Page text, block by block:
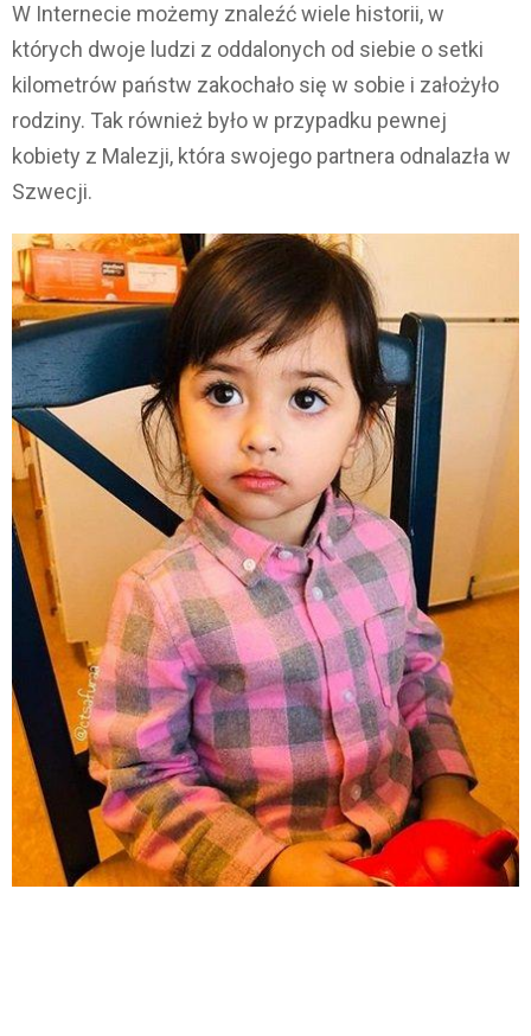
W Internecie możemy znaleźć wiele historii, w
których dwoje ludzi z oddalonych od siebie o setki
kilometrów państw zakochało się w sobie i założyło
rodziny. Tak również było w przypadku pewnej
kobiety z Malezji, która swojego partnera odnalazła w
Szwecji.